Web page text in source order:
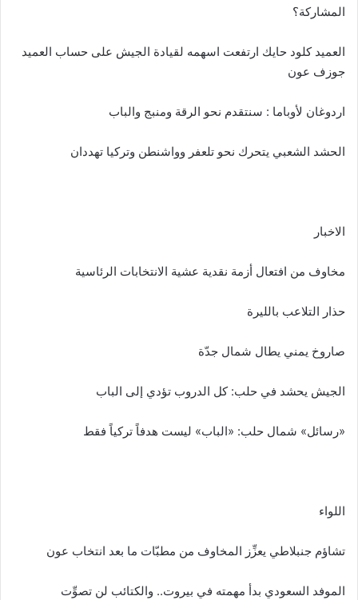
المشاركة؟
العميد كلود حايك ارتفعت اسهمه لقيادة الجيش على حساب العميد
جوزف عون
اردوغان لأوباما : سنتقدم نحو الرقة ومنبج والباب
الحشد الشعبي يتحرك نحو تلعفر وواشنطن وتركيا تهددان
الاخبار
مخاوف من افتعال أزمة نقدية عشية الانتخابات الرئاسية
حذار التلاعب بالليرة
صاروخ يمني يطال شمال جدّة
الجيش يحشد في حلب: كل الدروب تؤدي إلى الباب
«رسائل» شمال حلب: «الباب» ليست هدفاً تركياً فقط
اللواء
تشاؤم جنبلاطي يعزِّز المخاوف من مطبّات ما بعد انتخاب عون
الموفد السعودي بدأ مهمته في بيروت.. والكتائب لن تصوِّت